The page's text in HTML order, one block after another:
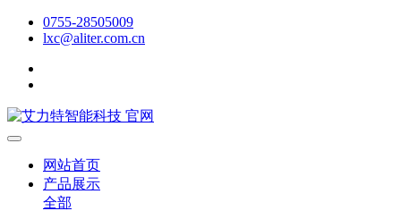
0755-28505009
lxc@aliter.com.cn
网站首页
产品展示
全部